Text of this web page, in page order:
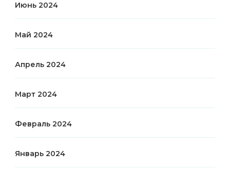
Июнь 2024
Май 2024
Апрель 2024
Март 2024
Февраль 2024
Январь 2024